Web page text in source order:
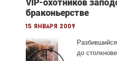
VIP-охотников
браконьерстве
15 января 2009
до